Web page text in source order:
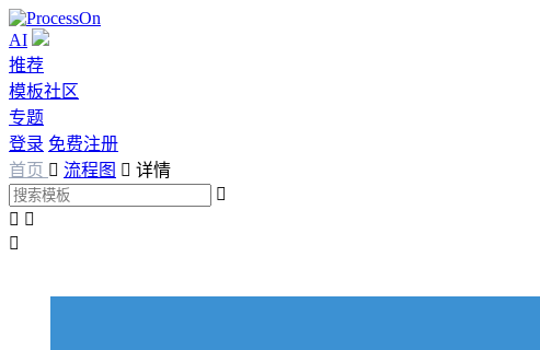
AI
推荐
模板社区
专题
登录 免费注册
首页  流程图  详情

 
